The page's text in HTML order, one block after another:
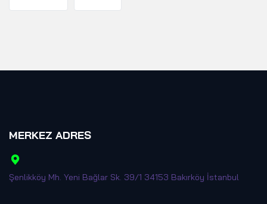
MERKEZ ADRES
Şenlikköy Mh. Yeni Bağlar Sk. 39/1 34153 Bakırköy İstanbul